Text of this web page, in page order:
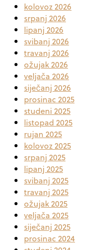
kolovoz 2026
srpanj 2026
lipanj 2026
svibanj 2026
travanj 2026
ožujak 2026
veljača 2026
siječanj 2026
prosinac 2025
studeni 2025
listopad 2025
rujan 2025
kolovoz 2025
srpanj 2025
lipanj 2025
svibanj 2025
travanj 2025
ožujak 2025
veljača 2025
siječanj 2025
prosinac 2024